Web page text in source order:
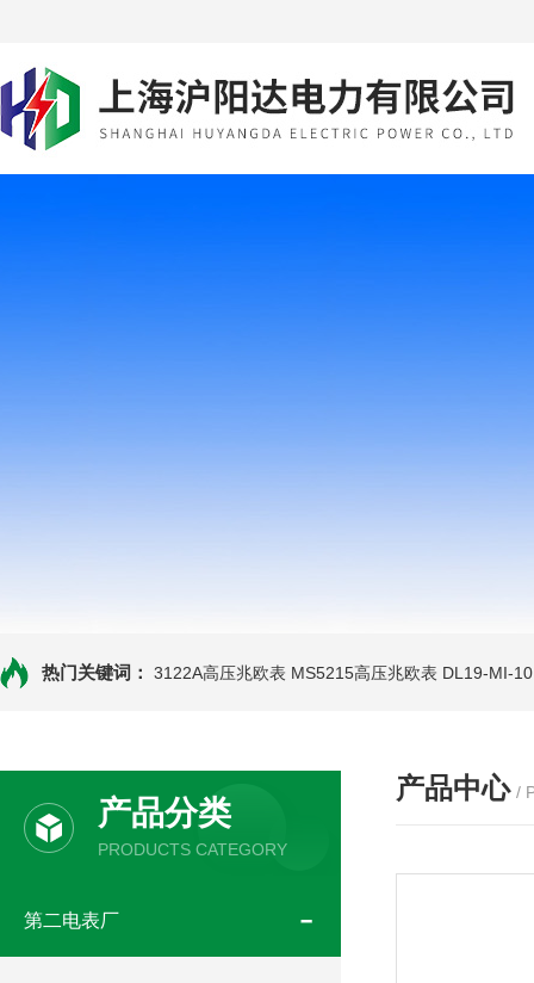
热门关键词： 3122A高压兆欧表 MS5215高压兆欧表 DL19-MI-
产品分类
PRODUCTS CATEGORY
第二电表厂
产品中心 /